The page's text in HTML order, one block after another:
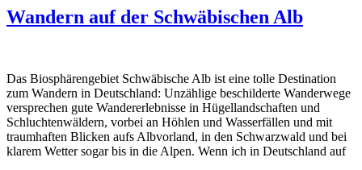
Wandern auf der Schwäbischen Alb
Das Biosphärengebiet Schwäbische Alb ist eine tolle Destination
zum Wandern in Deutschland: Unzählige beschilderte Wanderwege
versprechen gute Wandererlebnisse in Hügellandschaften und
Schluchtenwäldern, vorbei an Höhlen und Wasserfällen und mit
traumhaften Blicken aufs Albvorland, in den Schwarzwald und bei
klarem Wetter sogar bis in die Alpen. Wenn ich in Deutschland auf